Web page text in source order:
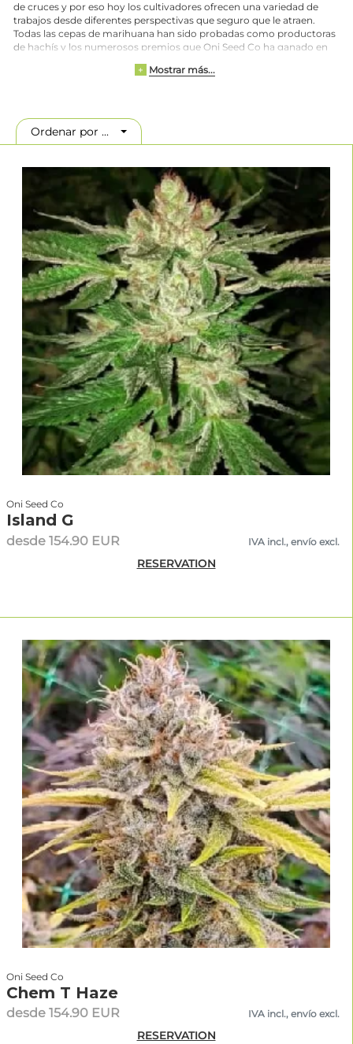
de cruces y por eso hoy los cultivadores ofrecen una variedad de
trabajos desde diferentes perspectivas que seguro que le atraen.
Todas las cepas de marihuana han sido probadas como productoras
de hachís y los numerosos premios que Oni Seed Co ha ganado en
endemoniadamente buenos! Los premios a la mejor flor, al mejor
Desde su creación en 2017, Oni Seed Co ha sido una adición
Tropicanna Cookies y Papaya, clásicos instantáneos, han
conquistado la escena internacional del cannabis.
+ Mostrar más...
Ordenar por ...
Oni Seed Co
Island G
desde 154.90 EUR IVA incl., envío excl.
RESERVATION
Oni Seed Co
Chem T Haze
desde 154.90 EUR IVA incl., envío excl.
RESERVATION